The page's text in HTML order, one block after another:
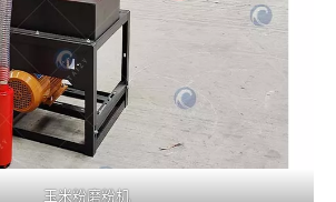
玉米粉磨粉机